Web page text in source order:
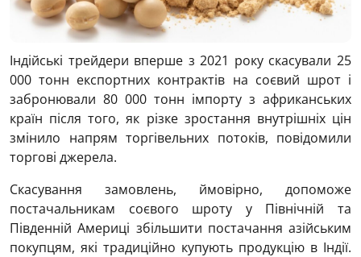
Індійські трейдери вперше з 2021 року скасували 25
000 тонн експортних контрактів на соєвий шрот і
забронювали 80 000 тонн імпорту з африканських
країн після того, як різке зростання внутрішніх цін
змінило напрям торгівельних потоків, повідомили
торгові джерела.
Скасування замовлень, ймовірно, допоможе
постачальникам соєвого шроту у Північній та
Південній Америці збільшити постачання азійським
покупцям, які традиційно купують продукцію в Індії.